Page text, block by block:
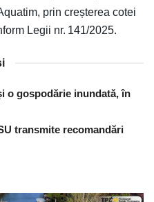
prin creșterea cotei
Legii nr. 141/2025.
o gospodărie inundată, în
transmite recomandări